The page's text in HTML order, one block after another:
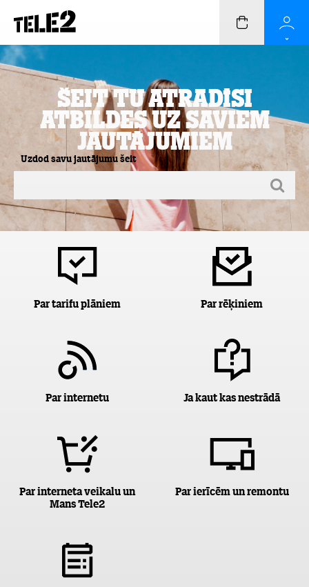
Šeit Tu atradīsi
atbildes uz saviem
jautājumiem
Uzdod savu jautājumu šeit
Par tarifu plāniem Par rēķiniem
Par internetu Ja kaut kas nestrādā
Par interneta veikalu un
Mans Tele2
Par ierīcēm un remontu